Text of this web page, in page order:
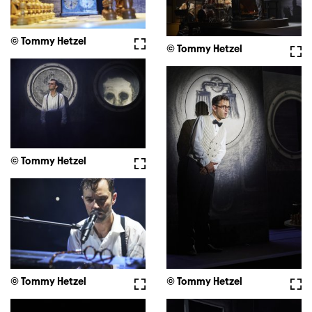
Vollbild
© Tommy Hetzel
© Tommy Hetzel
Vollbild
© Tommy Hetzel
© Tommy Hetzel
Vollbild
© Tommy Hetzel